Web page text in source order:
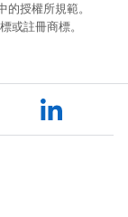
的授權所規範。
或註冊商標。